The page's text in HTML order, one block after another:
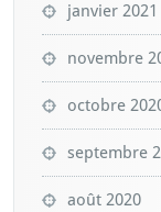
janvier 2021
novembre
octobre
septembre
août 2020